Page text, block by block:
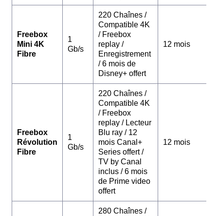
Freebox
Mini 4K
Fibre
1
Gb/s
220 Chaînes /
Compatible 4K
/ Freebox
replay /
Enregistrement
/ 6 mois de
Disney+ offert
12 mois
Freebox
Révolution
Fibre
1
Gb/s
220 Chaînes /
Compatible 4K
/ Freebox
replay / Lecteur
Blu ray / 12
mois Canal+
Series offert /
TV by Canal
inclus / 6 mois
de Prime video
offert
12 mois
280 Chaînes /